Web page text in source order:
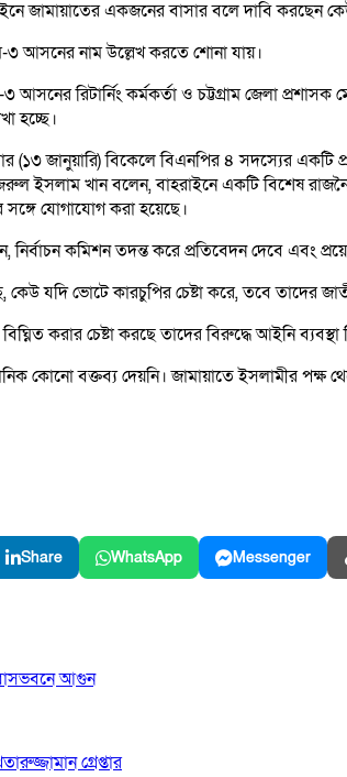
জামায়াতের একজনের বাসার বলে দাবি করছেন
৩ আসনের নাম উল্লেখ করতে শোনা যায়।
৩ আসনের রিটার্নিং কর্মকর্তা ও চট্টগ্রাম জেলা
হচ্ছে।
(১৩ জানুয়ারি) বিকেলে বিএনপির ৪ সদস্যের একটি
ইসলাম খান বলেন, বাহরাইনে একটি বিশেষ
সঙ্গে যোগাযোগ করা হয়েছে।
কমিশন তদন্ত করে প্রতিবেদন দেবে এবং
কেউ যদি ভোটে কারচুপির চেষ্টা করে, তবে তাদের
করার চেষ্টা করছে তাদের বিরুদ্ধে আইনি
কোনো বক্তব্য দেয়নি। জামায়াতে ইসলামীর পক্ষ
Share WhatsApp Messenger
বাসভবনে আগুন
গ্রেপ্তার